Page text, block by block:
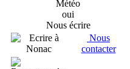
Météo
oui
Nous écrire
Nous
contacter